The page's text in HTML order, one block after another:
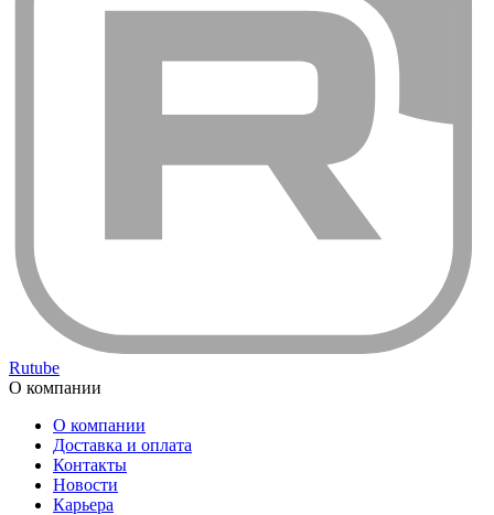
Rutube
О компании
О компании
Доставка и оплата
Контакты
Новости
Карьера